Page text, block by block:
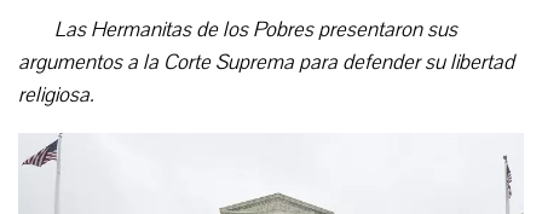
Las Hermanitas de los Pobres presentaron sus
argumentos a la Corte Suprema para defender su libertad
religiosa.